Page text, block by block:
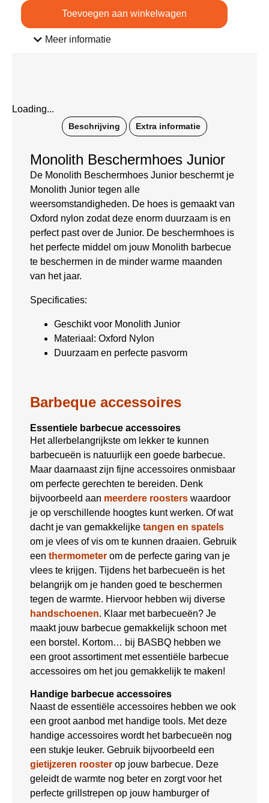
Toevoegen aan winkelwagen
Meer informatie
Loading...
Beschrijving Extra informatie
Monolith Beschermhoes Junior
De Monolith Beschermhoes Junior beschermt je
Monolith Junior tegen alle
weersomstandigheden. De hoes is gemaakt van
Oxford nylon zodat deze enorm duurzaam is en
perfect past over de Junior. De beschermhoes is
het perfecte middel om jouw Monolith barbecue
te beschermen in de minder warme maanden
van het jaar.
Specificaties:
Geschikt voor Monolith Junior
Materiaal: Oxford Nylon
Duurzaam en perfecte pasvorm
Barbeque accessoires
Essentiele barbecue accessoires
Het allerbelangrijkste om lekker te kunnen
barbecueën is natuurlijk een goede barbecue.
Maar daarnaast zijn fijne accessoires onmisbaar
om perfecte gerechten te bereiden. Denk
bijvoorbeeld aan meerdere roosters waardoor
je op verschillende hoogtes kunt werken. Of wat
dacht je van gemakkelijke tangen en spatels
om je vlees of vis om te kunnen draaien. Gebruik
een thermometer om de perfecte garing van je
vlees te krijgen. Tijdens het barbecueën is het
belangrijk om je handen goed te beschermen
tegen de warmte. Hiervoor hebben wij diverse
handschoenen. Klaar met barbecueën? Je
maakt jouw barbecue gemakkelijk schoon met
een borstel. Kortom… bij BASBQ hebben we
een groot assortiment met essentiële barbecue
accessoires om het jou gemakkelijk te maken!
Handige barbecue accessoires
Naast de essentiële accessoires hebben we ook
een groot aanbod met handige tools. Met deze
handige accessoires wordt het barbecueën nog
een stukje leuker. Gebruik bijvoorbeeld een
gietijzeren rooster op jouw barbecue. Deze
geleidt de warmte nog beter en zorgt voor het
perfecte grillstrepen op jouw hamburger of